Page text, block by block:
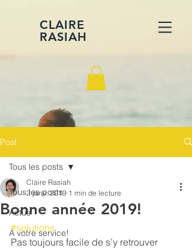
CLAIRE
RASIAH
Post
Tous les posts
Actus
A votre service!
Tous les posts
Bonne année 2019!
Claire Rasiah
2 janv. 2019 1 min de lecture
#solutions
Pas toujours facile de s’y retrouver